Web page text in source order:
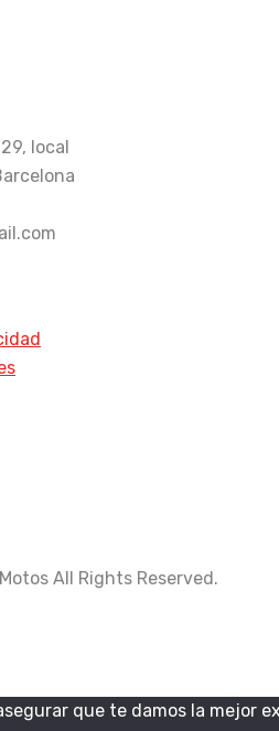
local
All Rights Reserved.
que te damos la mejor